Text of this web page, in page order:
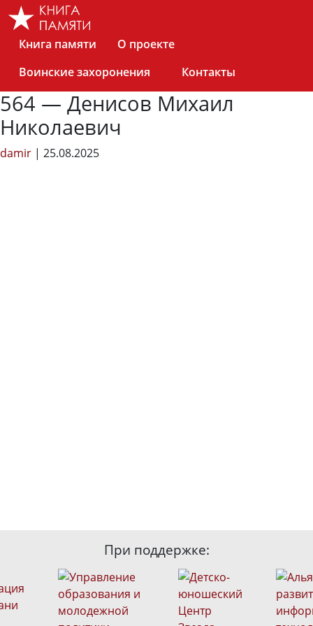
Skip
Книга памяти
О проекте
Воинские захоронения
Контакты
564 — Денисов Михаил
Николаевич
damir | 25.08.2025
При поддержке: